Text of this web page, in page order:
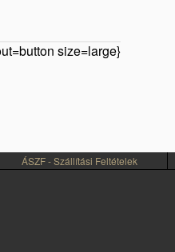
size=large}
ÁSZF - Szállítási Feltételek